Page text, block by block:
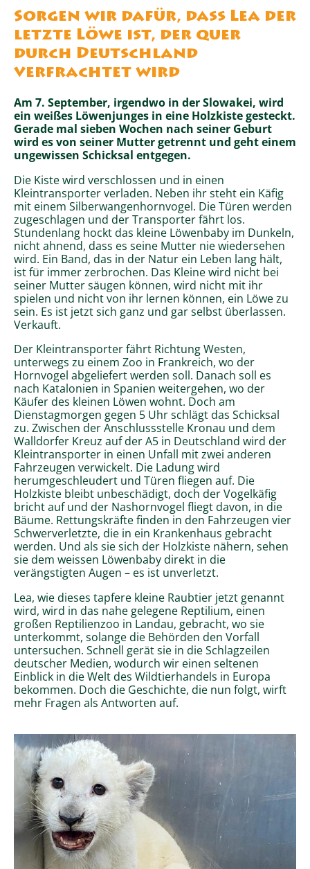
Sorgen wir dafür, dass Lea der
letzte Löwe ist, der quer
durch Deutschland
verfrachtet wird
Am 7. September, irgendwo in der Slowakei, wird
ein weißes Löwenjunges in eine Holzkiste gesteckt.
Gerade mal sieben Wochen nach seiner Geburt
wird es von seiner Mutter getrennt und geht einem
ungewissen Schicksal entgegen.
Die Kiste wird verschlossen und in einen
Kleintransporter verladen. Neben ihr steht ein Käfig
mit einem Silberwangenhornvogel. Die Türen werden
zugeschlagen und der Transporter fährt los.
Stundenlang hockt das kleine Löwenbaby im Dunkeln,
nicht ahnend, dass es seine Mutter nie wiedersehen
wird. Ein Band, das in der Natur ein Leben lang hält,
ist für immer zerbrochen. Das Kleine wird nicht bei
seiner Mutter säugen können, wird nicht mit ihr
spielen und nicht von ihr lernen können, ein Löwe zu
sein. Es ist jetzt sich ganz und gar selbst überlassen.
Verkauft.
Der Kleintransporter fährt Richtung Westen,
unterwegs zu einem Zoo in Frankreich, wo der
Hornvogel abgeliefert werden soll. Danach soll es
nach Katalonien in Spanien weitergehen, wo der
Käufer des kleinen Löwen wohnt. Doch am
Dienstagmorgen gegen 5 Uhr schlägt das Schicksal
zu. Zwischen der Anschlussstelle Kronau und dem
Walldorfer Kreuz auf der A5 in Deutschland wird der
Kleintransporter in einen Unfall mit zwei anderen
Fahrzeugen verwickelt. Die Ladung wird
herumgeschleudert und Türen fliegen auf. Die
Holzkiste bleibt unbeschädigt, doch der Vogelkäfig
bricht auf und der Nashornvogel fliegt davon, in die
Bäume. Rettungskräfte finden in den Fahrzeugen vier
Schwerverletzte, die in ein Krankenhaus gebracht
werden. Und als sie sich der Holzkiste nähern, sehen
sie dem weissen Löwenbaby direkt in die
verängstigten Augen – es ist unverletzt.
Lea, wie dieses tapfere kleine Raubtier jetzt genannt
wird, wird in das nahe gelegene Reptilium, einen
großen Reptilienzoo in Landau, gebracht, wo sie
unterkommt, solange die Behörden den Vorfall
untersuchen. Schnell gerät sie in die Schlagzeilen
deutscher Medien, wodurch wir einen seltenen
Einblick in die Welt des Wildtierhandels in Europa
bekommen. Doch die Geschichte, die nun folgt, wirft
mehr Fragen als Antworten auf.